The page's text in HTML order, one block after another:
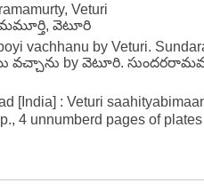
Veturi
వెటూరి
vachhanu by Veturi.
వచ్చాను by వెటూరి.
[India] : Veturi
4 unnumberd pages of